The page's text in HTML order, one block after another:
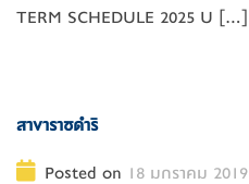
TERM SCHEDULE 2025 U [...]
สาขาราชดำริ
Posted on 18 มกราคม 2019